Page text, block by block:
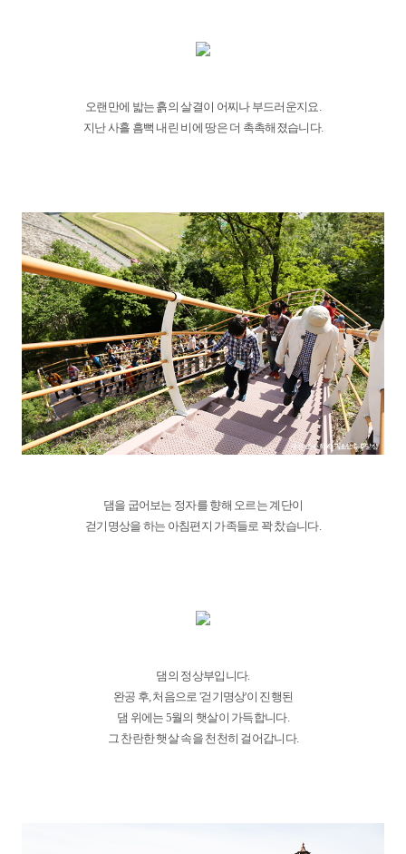
오랜만에 밟는 흙의 살결이 어찌나 부드러운지요.
지난 사흘 흠뻑 내린 비에 땅은 더 촉촉해졌습니다.
댐을 굽어보는 정자를 향해 오르는 계단이
걷기명상을 하는 아침편지 가족들로 꽉 찼습니다.
댐의 정상부입니다.
완공 후, 처음으로 '걷기명상'이 진행된
댐 위에는 5월의 햇살이 가득합니다.
그 찬란한 햇살 속을 천천히 걸어갑니다.